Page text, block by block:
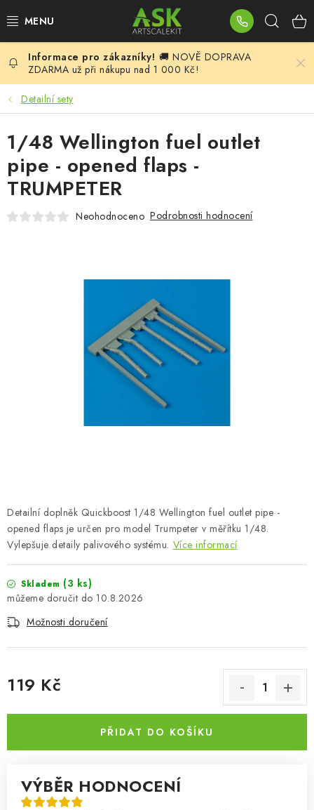
na
BLOG
SUMMER DAYS
WARHAMMER
ASK PRODUKTY
DOPLŇKY K MODELŮM
DÁRKOVÉ POUKAZY
Obchodní podmínky
Podmínky ochrany osobních údajů
Reklamační řád
Velkoobchod (B2B)
Převodník modelářských barev
Modelářský slovník Art Scale
FAQ
Výstavy 2026
🚚 NOVĚ DOPRAVA
ZDARMA už při nákupu nad 1 000 Kč!
Detailní sety
Detailní doplněk Quickboost 1/48 Wellington fuel outlet pipe -
opened flaps je určen pro model Trumpeter v měřítku 1/48.
Vylepšuje detaily palivového systému. Více informací
Skladem (3 ks)
10.8.2026
Možnosti doručení
119 Kč
PŘIDAT DO KOŠÍKU
VÝBĚR HODNOCENÍ
1/48 Wellington fuel outlet
pipe - opened flaps -
TRUMPETER
Neohodnoceno Podrobnosti hodnocení